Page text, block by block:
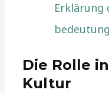
Erklärung
bedeutung
Die Rolle
Kultur